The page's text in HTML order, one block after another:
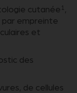
cutanée 1 ,
empreinte
et
des
de cellules